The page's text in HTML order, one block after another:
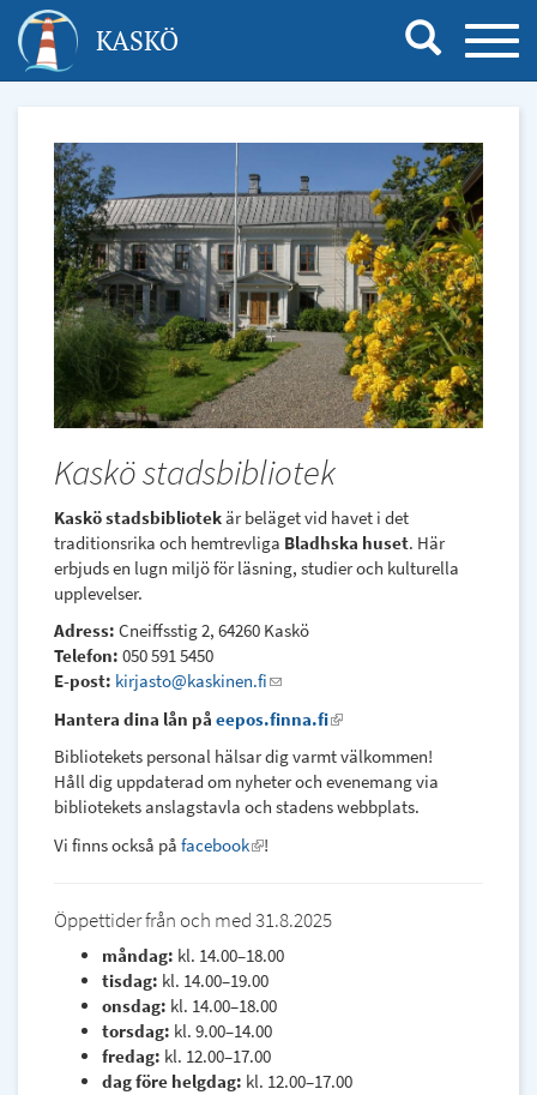
Hoppa
till
huvudinnehåll
KASKÖ
Kaskö stadsbibliotek
Kaskö stadsbibliotekär beläget vid havet i det
traditionsrika och hemtrevliga Bladhska huset. Här
erbjuds en lugn miljö för läsning, studier och kulturella
upplevelser.
Adress: Cneiffsstig 2, 64260 Kaskö
Telefon: 050 591 5450
E-post: kirjasto@kaskinen.fi(link
e-
mail)
Hantera dina lån på eepos.finna.fi(link
external)
Bibliotekets personal hälsar dig varmt välkommen!
Håll dig uppdaterad om nyheter och evenemang via
bibliotekets anslagstavla och stadens webbplats.
Vi finns också på facebook(link
!
Öppettider från och med 31.8.2025
måndag: kl. 14.00–18.00
tisdag: kl. 14.00–19.00
onsdag: kl. 14.00–18.00
torsdag: kl. 9.00–14.00
fredag: kl. 12.00–17.00
dag före helgdag: kl. 12.00–17.00